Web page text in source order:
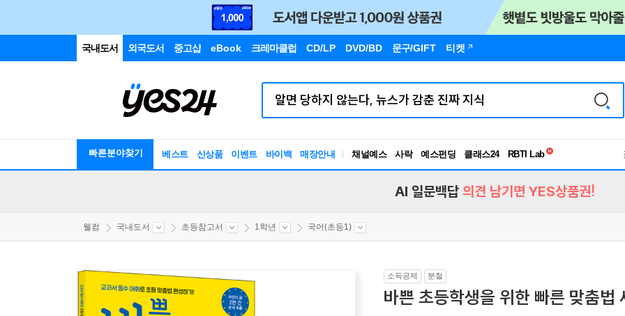
국내도서 외국도서 중고샵 eBook 크레마클럽 CD/LP DVD/BD 문구/GIFT 티켓
빠른분야찾기 베스트 신상품 이벤트 바이백 매장안내 채널예스 사락 예스펀딩 클래스24
독서유형검사
AI 일문백답 의견 남기면 YES상품권!
웰컴 국내도서 초등참고서 1학년 국어(초등1)
소득공제 분철
바쁜 초등학생을 위한 빠른 맞춤법